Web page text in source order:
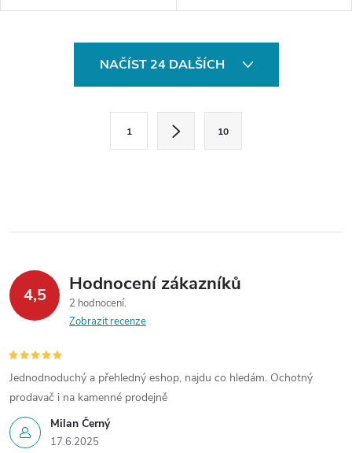
legendárního německého
model v měřítku 1:48 od
výrobce Firma49 dodá vaší
stavebnice od firmy Firma49
světové války přímo na váš...
í
p
v
k
y
NAČÍST 24 DALŠÍCH
k
v
á
n
1 10
4,5 Hodnocení zákazníků
2 hodnocení
Zobrazit recenze
Milan Černý
17.6.2025
Jednodnoduchý a přehledný eshop, najdu co hledám. Ochotný
prodavač i na kamenné prodejně